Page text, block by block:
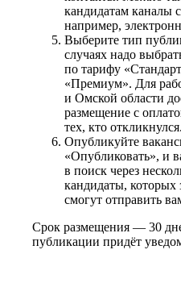
кандидатам каналы
например,
Выберите тип
случаях надо
по тарифу
«Премиум». Для
и Омской области
размещение с
тех, кто откликнулся.
Опубликуйте
«Опубликовать», и
в поиск через
кандидаты, которых
смогут отправить
Срок размещения — 30
публикации придёт